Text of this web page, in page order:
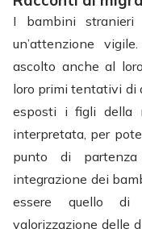
I bambini
un’attenzione
ascolto anche al
loro primi tentativi di
esposti i figli della
interpretata, per
punto di
integrazione dei
essere quello di
valorizzazione delle